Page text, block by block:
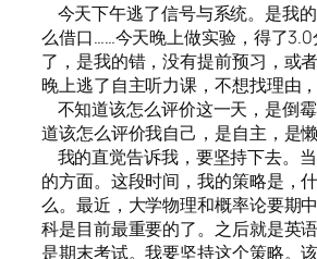
今天下午逃了信号与系统。是我
么借口……今天晚上做实验，得了
了，是我的错，没有提前预习，或
晚上逃了自主听力课，不想找理由
不知道该怎么评价这一天，是倒
道该怎么评价我自己，是自主，是
我的直觉告诉我，要坚持下去。
的方面。这段时间，我的策略是，
么。最近，大学物理和概率论要期
科是目前最重要的了。之后就是英
是期末考试。我要坚持这个策略。